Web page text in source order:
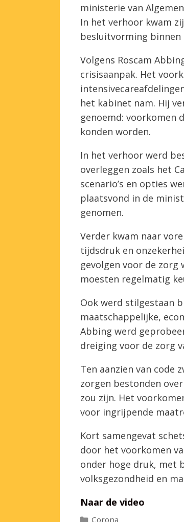
ministerie van
In het verhoor kwam
besluitvorming
Volgens Roscam
crisisaanpak. Het
het kabinet nam. Hij
genoemd: voorkomen
konden worden.
In het verhoor werd
overleggen zoals het
scenario’s en opties
plaatsvond in de
genomen.
Verder kwam naar
tijdsdruk en
gevolgen voor de zorg
moesten regelmatig
Ook werd stilgestaan
maatschappelijke,
Abbing werd
dreiging voor de zorg
Ten aanzien van
zorgen bestonden
zou zijn. Het
voor ingrijpende
Kort samengevat
door het voorkomen
onder hoge druk, met
volksgezondheid en
Naar de video
Categorieën
Corona